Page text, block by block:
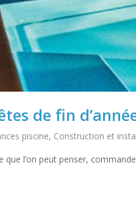
de fin
piscine, Construction et
que l’on peut penser,